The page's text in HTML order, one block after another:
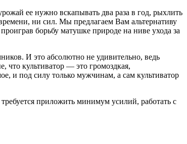
ее нужно вскапывать два раза в год, рыхлить
ни сил. Мы предлагаем Вам альтернативу
борьбу матушке природе на ниве ухода за
И это абсолютно не удивительно, ведь
что культиватор — это громоздкая,
и под силу только мужчинам, а сам культиватор
приложить минимум усилий, работать с